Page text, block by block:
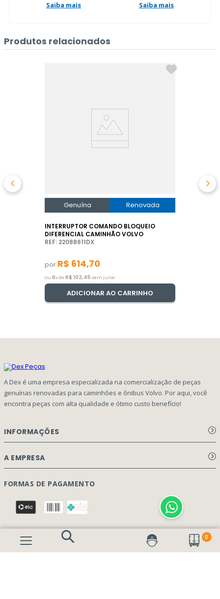
0
Saiba mais
Saiba mais
Produtos relacionados
Genuína Renovada
INTERRUPTOR COMANDO BLOQUEIO
DIFERENCIAL CAMINHÃO VOLVO
REF: 22088611DX
por R$ 614,70
Ou 6x de R$ 102,45 sem juros
ADICIONAR AO CARRINHO
A Dex é uma empresa especializada na comercialização de peças
genuínas renovadas para caminhões e ônibus Volvo. Por aqui, você
encontra peças com alta qualidade e ótimo custo benefício!
INFORMAÇÕES
Aviso de privacidade Dex Peças
Perguntas Frequentes
Formulário Garantia/Devolução
Rastreamento de pedidos
A EMPRESA
Página Principal
Quem Somos
Onde Estamos
FORMAS DE PAGAMENTO
SEGURANÇA E PRIVACIDADE